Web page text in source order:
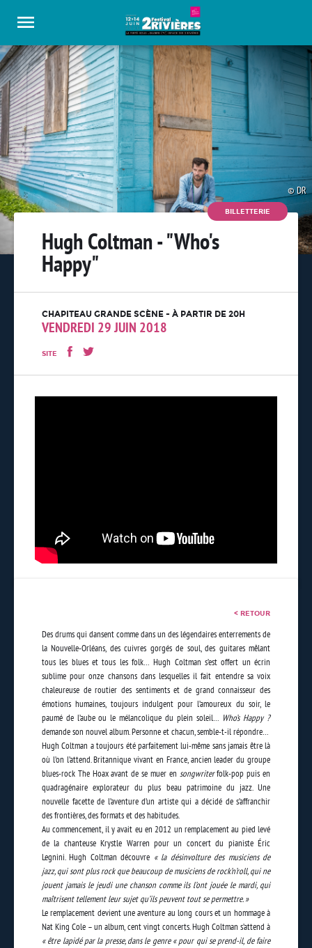
DR
BILLETTERIE
Hugh Coltman - "Who's
Happy"
CHAPITEAU GRANDE SCÈNE - À PARTIR DE 20H
VENDREDI 29 JUIN 2018
SITE
< RETOUR
Des drums qui dansent comme dans un des légendaires enterrements de
la Nouvelle-Orléans, des cuivres gorgés de soul, des guitares mêlant
tous les blues et tous les folk… Hugh Coltman s’est offert un écrin
sublime pour onze chansons dans lesquelles il fait entendre sa voix
chaleureuse de routier des sentiments et de grand connaisseur des
émotions humaines, toujours indulgent pour l’amoureux du soir, le
paumé de l’aube ou le mélancolique du plein soleil… Who’s Happy ?
demande son nouvel album. Personne et chacun, semble-t-il répondre…
Hugh Coltman a toujours été parfaitement lui-même sans jamais être là
où l’on l’attend. Britannique vivant en France, ancien leader du groupe
blues-rock The Hoax avant de se muer en songwriterfolk-pop puis en
quadragénaire explorateur du plus beau patrimoine du jazz. Une
nouvelle facette de l’aventure d’un artiste qui a décidé de s’affranchir
des frontières, des formats et des habitudes.
Au commencement, il y avait eu en 2012 un remplacement au pied levé
de la chanteuse Krystle Warren pour un concert du pianiste Éric
Legnini. Hugh Coltman découvre « la désinvolture des musiciens de
jazz, qui sont plus rock que beaucoup de musiciens de rock’n’roll, qui ne
jouent jamais le jeudi une chanson comme ils l’ont jouée le mardi, qui
maîtrisent tellement leur sujet qu’ils peuvent tout se permettre. »
Le remplacement devient une aventure au long cours et un hommage à
Nat King Cole – un album, cent vingt concerts. Hugh Coltman s’attend à
« être lapidé par la presse, dans le genre « pour qui se prend-il, de faire